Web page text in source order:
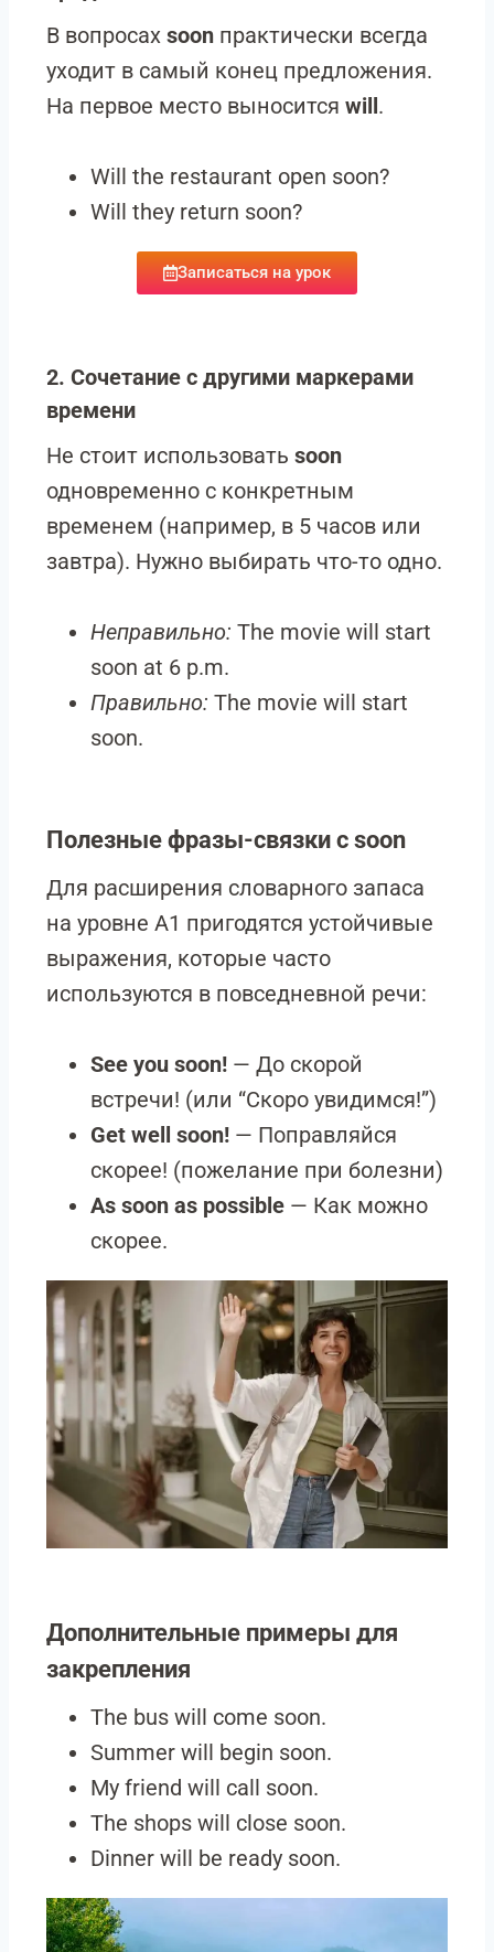
В вопросах soon практически всегда
уходит в самый конец предложения.
На первое место выносится will.
Will the restaurant open soon?
Will they return soon?
Записаться на урок
2. Сочетание с другими маркерами
времени
Не стоит использовать soon
одновременно с конкретным
временем (например, в 5 часов или
завтра). Нужно выбирать что-то одно.
Неправильно: The movie will start
soon at 6 p.m.
Правильно: The movie will start
soon.
Полезные фразы-связки с soon
Для расширения словарного запаса
на уровне A1 пригодятся устойчивые
выражения, которые часто
используются в повседневной речи:
See you soon! — До скорой
встречи! (или “Скоро увидимся!”)
Get well soon! — Поправляйся
скорее! (пожелание при болезни)
As soon as possible — Как можно
скорее.
Дополнительные примеры для
закрепления
The bus will come soon.
Summer will begin soon.
My friend will call soon.
The shops will close soon.
Dinner will be ready soon.